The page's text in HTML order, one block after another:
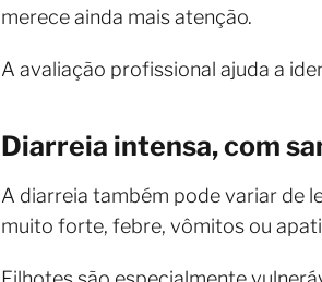
merece ainda mais atenção.
A avaliação profissional ajuda a
Diarreia intensa, com
A diarreia também pode variar de
muito forte, febre, vômitos ou